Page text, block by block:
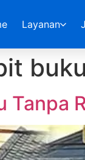
Layanan
Tanpa